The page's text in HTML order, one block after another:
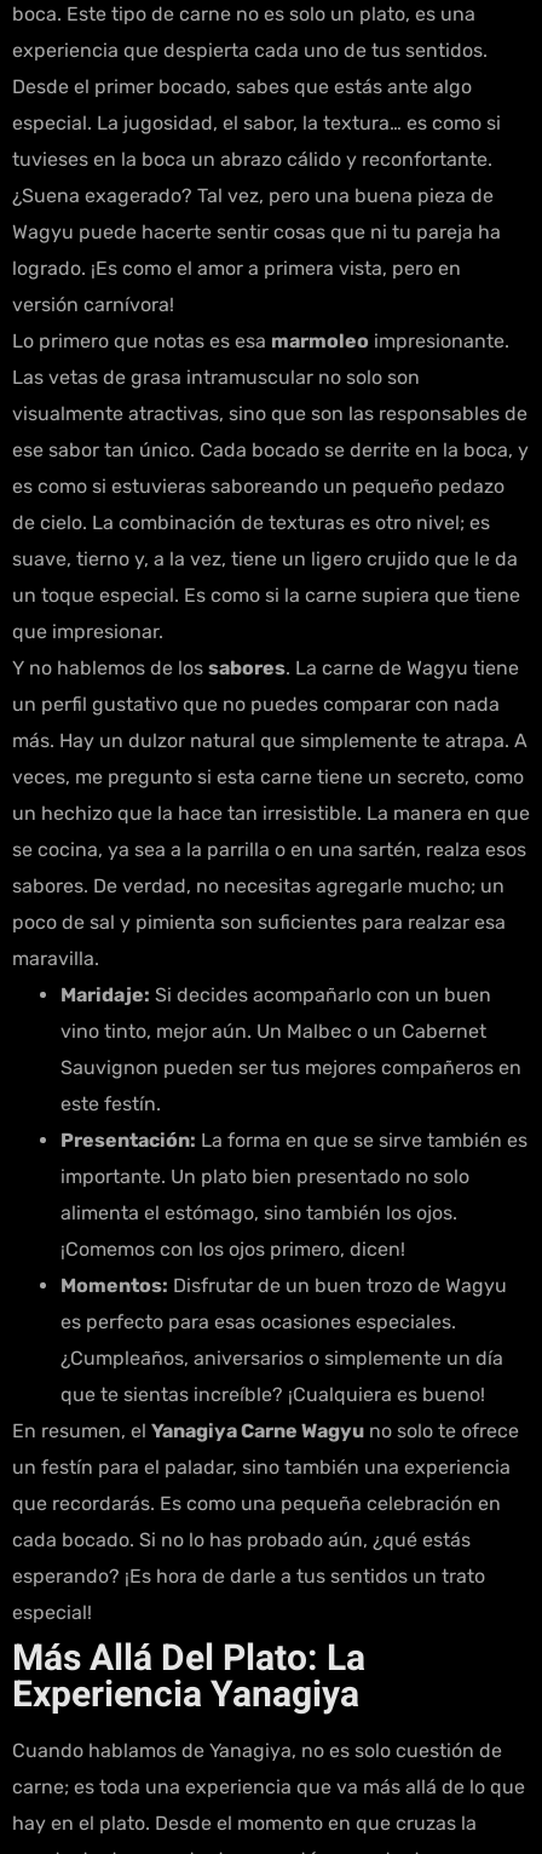
boca. Este tipo de carne no es solo un plato, es una
experiencia que despierta cada uno de tus sentidos.
Desde el primer bocado, sabes que estás ante algo
especial. La jugosidad, el sabor, la textura… es como si
tuvieses en la boca un abrazo cálido y reconfortante.
¿Suena exagerado? Tal vez, pero una buena pieza de
Wagyu puede hacerte sentir cosas que ni tu pareja ha
logrado. ¡Es como el amor a primera vista, pero en
versión carnívora!
Lo primero que notas es esa marmoleo impresionante.
Las vetas de grasa intramuscular no solo son
visualmente atractivas, sino que son las responsables de
ese sabor tan único. Cada bocado se derrite en la boca, y
es como si estuvieras saboreando un pequeño pedazo
de cielo. La combinación de texturas es otro nivel; es
suave, tierno y, a la vez, tiene un ligero crujido que le da
un toque especial. Es como si la carne supiera que tiene
que impresionar.
Y no hablemos de los sabores. La carne de Wagyu tiene
un perfil gustativo que no puedes comparar con nada
más. Hay un dulzor natural que simplemente te atrapa. A
veces, me pregunto si esta carne tiene un secreto, como
un hechizo que la hace tan irresistible. La manera en que
se cocina, ya sea a la parrilla o en una sartén, realza esos
sabores. De verdad, no necesitas agregarle mucho; un
poco de sal y pimienta son suficientes para realzar esa
maravilla.
Maridaje: Si decides acompañarlo con un buen
vino tinto, mejor aún. Un Malbec o un Cabernet
Sauvignon pueden ser tus mejores compañeros en
este festín.
Presentación: La forma en que se sirve también es
importante. Un plato bien presentado no solo
alimenta el estómago, sino también los ojos.
¡Comemos con los ojos primero, dicen!
Momentos: Disfrutar de un buen trozo de Wagyu
es perfecto para esas ocasiones especiales.
¿Cumpleaños, aniversarios o simplemente un día
que te sientas increíble? ¡Cualquiera es bueno!
En resumen, el Yanagiya Carne Wagyu no solo te ofrece
un festín para el paladar, sino también una experiencia
que recordarás. Es como una pequeña celebración en
cada bocado. Si no lo has probado aún, ¿qué estás
esperando? ¡Es hora de darle a tus sentidos un trato
especial!
Más Allá Del Plato: La
Experiencia Yanagiya
Cuando hablamos de Yanagiya, no es solo cuestión de
carne; es toda una experiencia que va más allá de lo que
hay en el plato. Desde el momento en que cruzas la